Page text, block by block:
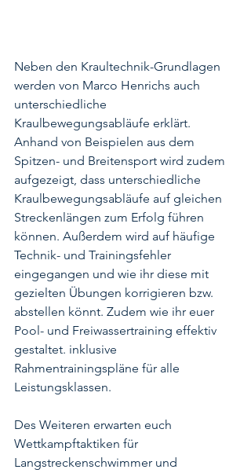
Neben den Kraultechnik-Grundlagen
werden von Marco Henrichs auch
unterschiedliche
Kraulbewegungsabläufe erklärt.
Anhand von Beispielen aus dem
Spitzen- und Breitensport wird zudem
aufgezeigt, dass unterschiedliche
Kraulbewegungsabläufe auf gleichen
Streckenlängen zum Erfolg führen
können. Außerdem wird auf häufige
Technik- und Trainingsfehler
eingegangen und wie ihr diese mit
gezielten Übungen korrigieren bzw.
abstellen könnt. Zudem wie ihr euer
Pool- und Freiwassertraining effektiv
gestaltet. inklusive
Rahmentrainingspläne für alle
Leistungsklassen.
Des Weiteren erwarten euch
Wettkampftaktiken für
Langstreckenschwimmer und